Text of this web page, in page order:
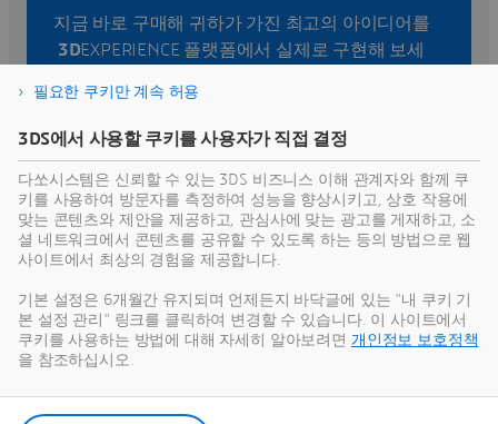
지금 바로 구매해 귀하가 가진 최고의 아이디어를
3DEXPERIENCE 플랫폼에서 실제로 구현해 보세
구매
원하시는 부분에 대해3DEXPERIENCE 플랫폼 전문
가와 자세하게 상담해 보세요.
필요한 쿠키만 계속 허용
3DS에서 사용할 쿠키를 사용자가 직접 결정
다쏘시스템은 신뢰할 수 있는 3DS 비즈니스 이해 관계자와 함께 쿠
키를 사용하여 방문자를 측정하여 성능을 향상시키고, 상호 작용에
맞는 콘텐츠와 제안을 제공하고, 관심사에 맞는 광고를 게재하고, 소
셜 네트워크에서 콘텐츠를 공유할 수 있도록 하는 등의 방법으로 웹
사이트에서 최상의 경험을 제공합니다.
기본 설정은 6개월간 유지되며 언제든지 바닥글에 있는 "내 쿠키 기
본 설정 관리" 링크를 클릭하여 변경할 수 있습니다. 이 사이트에서
쿠키를 사용하는 방법에 대해 자세히 알아보려면 개인정보 보호정책
을 참조하십시오.